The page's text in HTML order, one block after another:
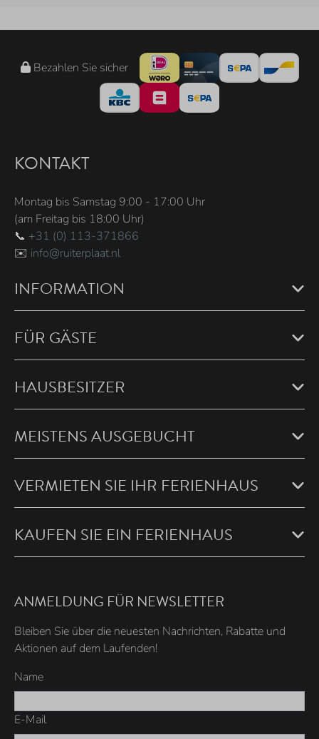
Bezahlen Sie sicher
KONTAKT
Montag bis Samstag 9:00 - 17:00 Uhr
(am Freitag bis 18:00 Uhr)
📞 +31 (0) 113-371866
✉️ info@ruiterplaat.nl
INFORMATION
FÜR GÄSTE
HAUSBESITZER
MEISTENS AUSGEBUCHT
VERMIETEN SIE IHR FERIENHAUS
KAUFEN SIE EIN FERIENHAUS
ANMELDUNG FÜR NEWSLETTER
Bleiben Sie über die neuesten Nachrichten, Rabatte und
Aktionen auf dem Laufenden!
Name
E-Mail